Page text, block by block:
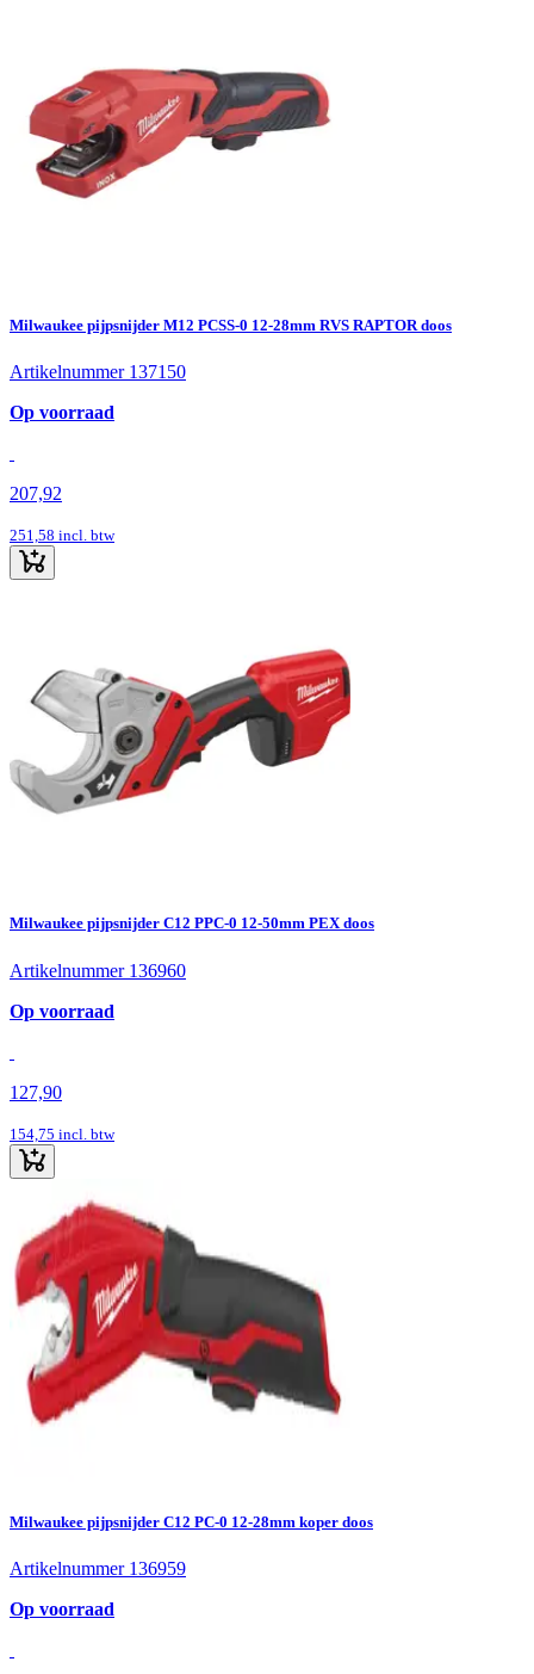
Milwaukee pijpsnijder M12 PCSS-0 12-28mm RVS RAPTOR doos
Artikelnummer 137150
Op voorraad
207,92
251,58 incl. btw
Milwaukee pijpsnijder C12 PPC-0 12-50mm PEX doos
Artikelnummer 136960
Op voorraad
127,90
154,75 incl. btw
Milwaukee pijpsnijder C12 PC-0 12-28mm koper doos
Artikelnummer 136959
Op voorraad